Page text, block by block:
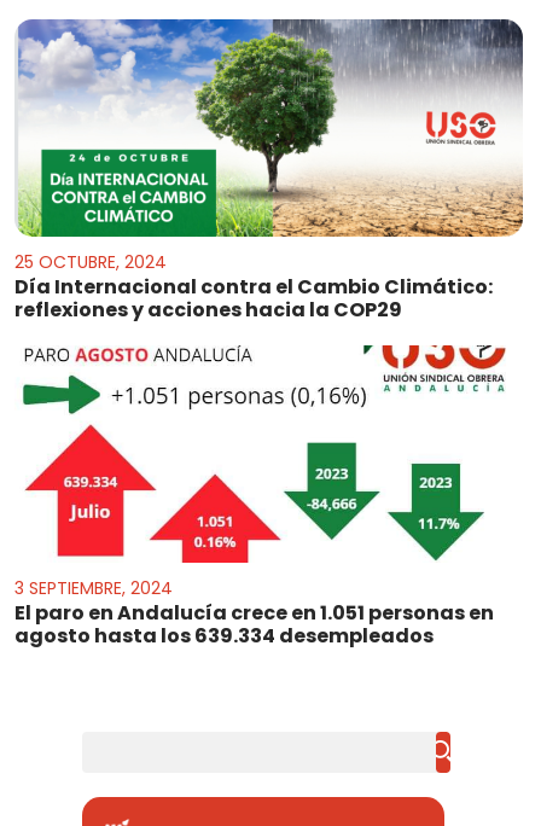
25 OCTUBRE, 2024
Día Internacional contra el Cambio Climático:
reflexiones y acciones hacia la COP29
3 SEPTIEMBRE, 2024
El paro en Andalucía crece en 1.051 personas en
agosto hasta los 639.334 desempleados